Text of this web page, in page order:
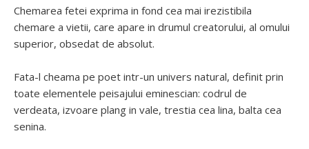
Chemarea fetei exprima in fond cea mai irezistibila
chemare a vietii, care apare in drumul creatorului, al omului
superior, obsedat de absolut.
Fata-l cheama pe poet intr-un univers natural, definit prin
toate elementele peisajului eminescian: codrul de
verdeata, izvoare plang in vale, trestia cea lina, balta cea
senina.